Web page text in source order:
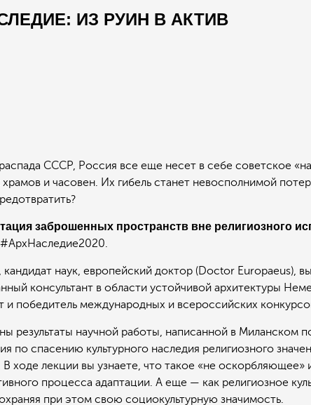
ИЗ РУИН В АКТИВ
СССР, Россия все еще несет в себе советское
и часовен. Их гибель станет невосполнимой
заброшенных пространств вне религиозного
кандидат наук, европейский доктор (Doctor Europaeus),
консультант в области устойчивой архитектуры
и победитель международных и всероссийских
результаты научной работы, написанной в Миланском
по спасению культурного наследия религиозного
ходе лекции вы узнаете, что такое «не оскорбляющее»
процесса адаптации. А еще — как религиозное
при этом свою социокультурную значимость.